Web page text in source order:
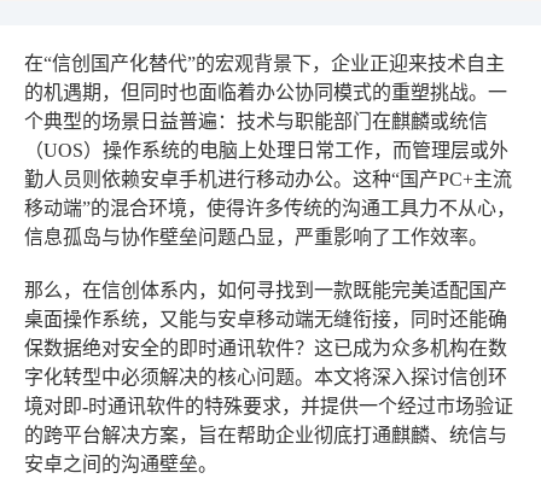
在“信创国产化替代”的宏观背景下，企业正迎来技术自主
的机遇期，但同时也面临着办公协同模式的重塑挑战。一
个典型的场景日益普遍：技术与职能部门在麒麟或统信
（UOS）操作系统的电脑上处理日常工作，而管理层或外
勤人员则依赖安卓手机进行移动办公。这种“国产PC+主流
移动端”的混合环境，使得许多传统的沟通工具力不从心，
信息孤岛与协作壁垒问题凸显，严重影响了工作效率。
那么，在信创体系内，如何寻找到一款既能完美适配国产
桌面操作系统，又能与安卓移动端无缝衔接，同时还能确
保数据绝对安全的即时通讯软件？这已成为众多机构在数
字化转型中必须解决的核心问题。本文将深入探讨信创环
境对即-时通讯软件的特殊要求，并提供一个经过市场验证
的跨平台解决方案，旨在帮助企业彻底打通麒麟、统信与
安卓之间的沟通壁垒。